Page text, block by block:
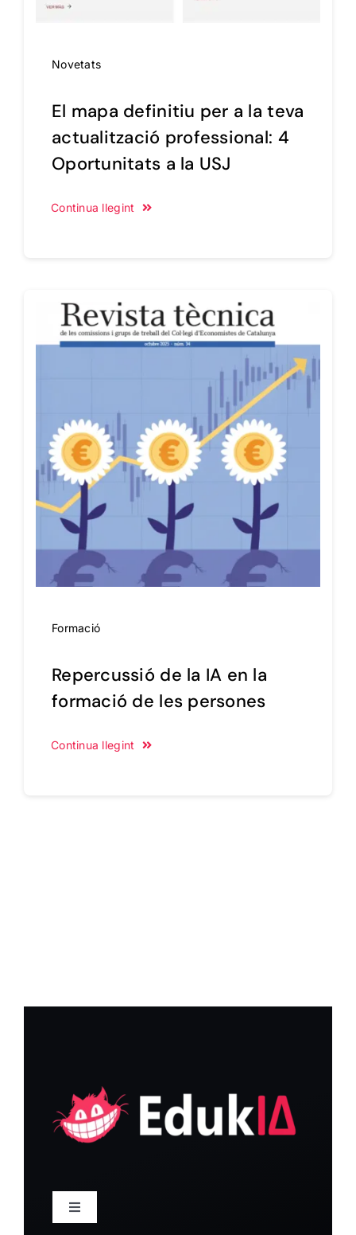
Novetats
El mapa definitiu per a la teva
actualització professional: 4
Oportunitats a la USJ
Continua llegint
Formació
Repercussió de la IA en la
formació de les persones
Continua llegint
Navegació